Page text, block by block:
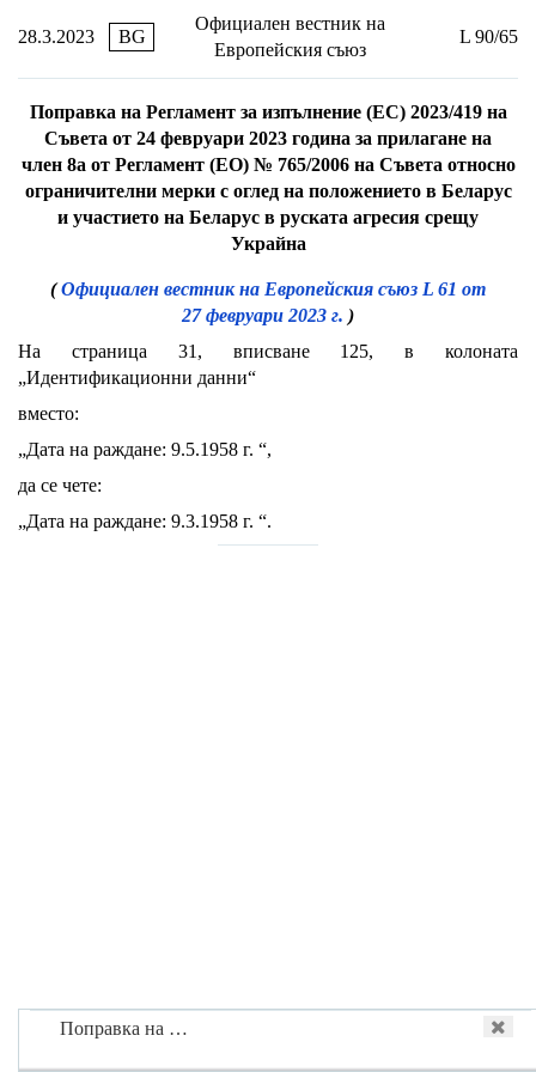
Поправка на …
28.3.2023 BG
Официален вестник на
Европейския съюз
L 90/65
Поправка на Регламент за изпълнение (ЕС) 2023/419 на
Съвета от 24 февруари 2023 година за прилагане на
член 8а от Регламент (ЕО) № 765/2006 на Съвета относно
ограничителни мерки с оглед на положението в Беларус
и участието на Беларус в руската агресия срещу
Украйна
( Официален вестник на Европейския съюз L 61 от
27 февруари 2023 г. )
На страница 31, вписване 125, в колоната
„Идентификационни данни“
вместо:
„Дата на раждане: 9.5.1958 г. “,
да се чете:
„Дата на раждане: 9.3.1958 г. “.